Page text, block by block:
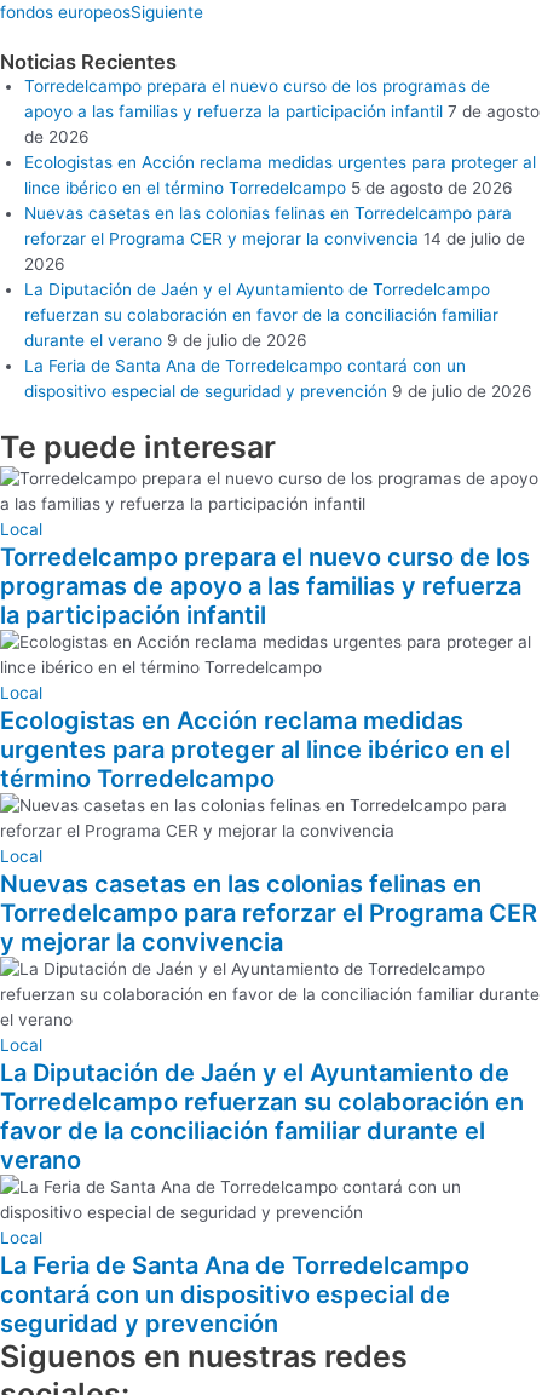
fondos europeosSiguiente
Noticias Recientes
Torredelcampo prepara el nuevo curso de los programas de
apoyo a las familias y refuerza la participación infantil 7 de agosto
de 2026
Ecologistas en Acción reclama medidas urgentes para proteger al
lince ibérico en el término Torredelcampo 5 de agosto de 2026
Nuevas casetas en las colonias felinas en Torredelcampo para
reforzar el Programa CER y mejorar la convivencia 14 de julio de
2026
La Diputación de Jaén y el Ayuntamiento de Torredelcampo
refuerzan su colaboración en favor de la conciliación familiar
durante el verano 9 de julio de 2026
La Feria de Santa Ana de Torredelcampo contará con un
dispositivo especial de seguridad y prevención 9 de julio de 2026
Te puede interesar
Local
Torredelcampo prepara el nuevo curso de los
programas de apoyo a las familias y refuerza
la participación infantil
Local
Ecologistas en Acción reclama medidas
urgentes para proteger al lince ibérico en el
término Torredelcampo
Local
Nuevas casetas en las colonias felinas en
Torredelcampo para reforzar el Programa CER
y mejorar la convivencia
Local
La Diputación de Jaén y el Ayuntamiento de
Torredelcampo refuerzan su colaboración en
favor de la conciliación familiar durante el
verano
Local
La Feria de Santa Ana de Torredelcampo
contará con un dispositivo especial de
seguridad y prevención
Siguenos en nuestras redes